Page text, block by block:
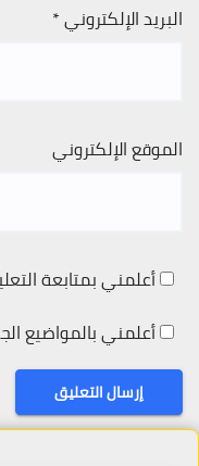
البريد الإلكتروني*
الموقع الإلكتروني
أعلمني بمتابعة
أعلمني بالمواضيع